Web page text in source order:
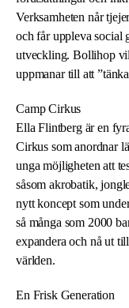
Verksamheten når
och får uppleva social
utveckling. Bollihop
uppmanar till att
Camp Cirkus
Ella Flintberg är en
Cirkus som anordnar
unga möjligheten att
såsom akrobatik,
nytt koncept som
så många som 2000
expandera och nå ut
världen.
En Frisk Generation